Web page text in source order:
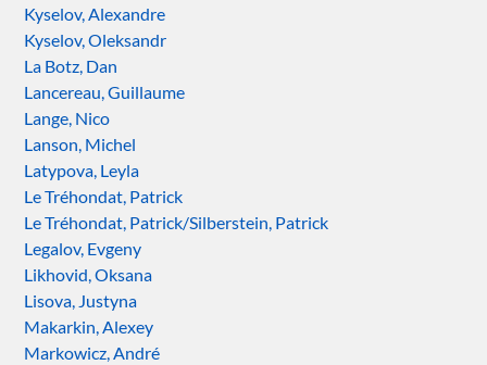
Kyselov, Alexandre
Kyselov, Oleksandr
La Botz, Dan
Lancereau, Guillaume
Lange, Nico
Lanson, Michel
Latypova, Leyla
Le Tréhondat, Patrick
Le Tréhondat, Patrick/Silberstein, Patrick
Legalov, Evgeny
Likhovid, Oksana
Lisova, Justyna
Makarkin, Alexey
Markowicz, André